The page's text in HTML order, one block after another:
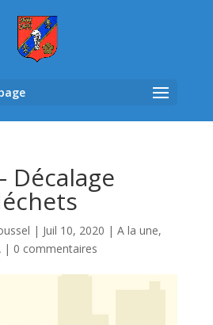
Décalage
| Juil 10, 2020 | A la une,
| 0 commentaires